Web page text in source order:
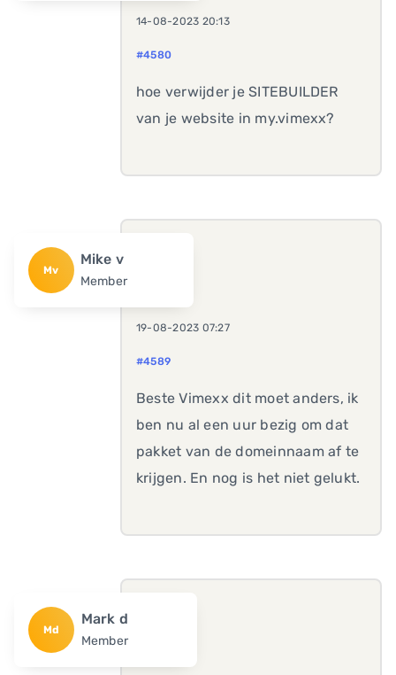
14-08-2023 20:13
#4580
hoe verwijder je SITEBUILDER
van je website in my.vimexx?
Mv
Mike v
Member
19-08-2023 07:27
#4589
Beste Vimexx dit moet anders, ik
ben nu al een uur bezig om dat
pakket van de domeinnaam af te
krijgen. En nog is het niet gelukt.
Md
Mark d
Member